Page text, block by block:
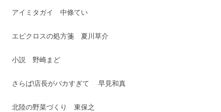
アイミタガイ 中條てい
エピクロスの処方箋 夏川草介
小説 野崎まど
さらば!店長がバカすぎて 早見和真
北陸の野菜づくり 東保之